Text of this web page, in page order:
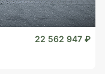
22 562 947 ₽